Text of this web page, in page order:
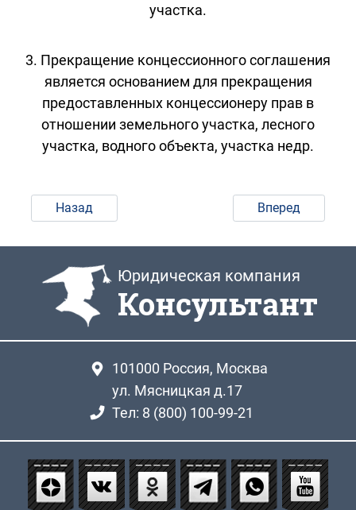
участка.
3. Прекращение концессионного соглашения
является основанием для прекращения
предоставленных концессионеру прав в
отношении земельного участка, лесного
участка, водного объекта, участка недр.
Назад Вперед
Юридическая компания
Консультант
101000 Россия, Москва
ул. Мясницкая д.17
Тел: 8 (800) 100-99-21